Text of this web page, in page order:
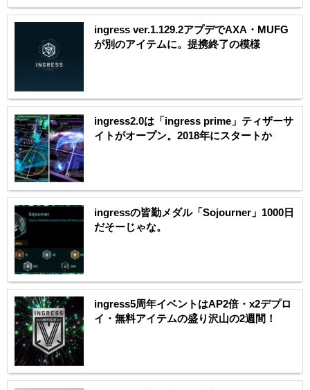
ingress ver.1.129.2アプデでAXA・MUFG
が別のアイテムに。提携終了の模様
ingress2.0は「ingress prime」ティザーサ
イトがオープン。2018年にスタートか
ingressの皆勤メダル「Sojourner」1000日
だそーじゃな。
ingress5周年イベントはAP2倍・x2デプロ
イ・無料アイテムの盛り沢山の2週間！